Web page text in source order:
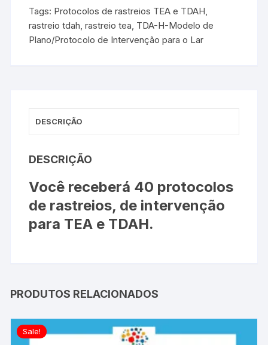
quantidade
Tags: Protocolos de rastreios TEA e TDAH
rastreio tdah ,rastreio tea TDA-H-Modelo de
Plano/Protocolo de Intervenção para o Lar
DESCRIÇÃO
DESCRIÇÃO
Você receberá 40 protocolos
de rastreios, de intervenção
para TEA e TDAH.
PRODUTOS RELACIONADOS
Sale!